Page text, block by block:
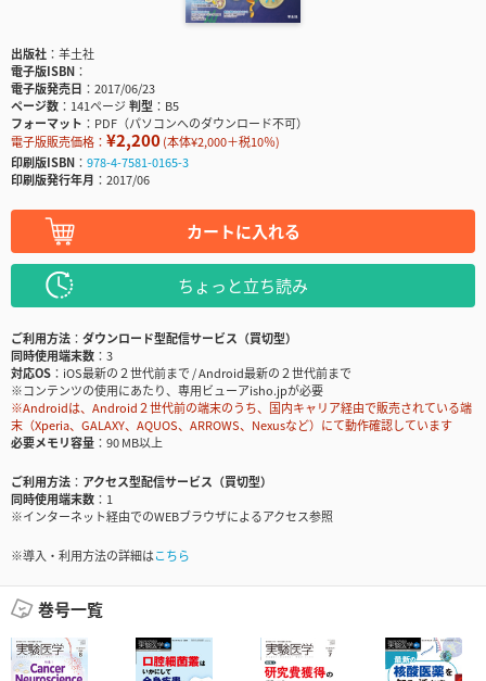
出版社
羊土社
電子版ISBN
電子版発売日
2017/06/23
ページ数
141ページ判型
B5
フォーマット
PDF（パソコンへのダウンロード不可）
電子版販売価格： ¥2,200(本体¥2,000＋税10％)
印刷版ISBN
978-4-7581-0165-3
印刷版発行年月
2017/06
カートに入れる
ちょっと立ち読み
ご利用方法
ダウンロード型配信サービス（買切型）
同時使用端末数
3
対応OS
iOS最新の２世代前まで / Android最新の２世代前まで
※コンテンツの使用にあたり、専用ビューアisho.jpが必要
※Androidは、Android２世代前の端末のうち、国内キャリア経由で販売されている端
末（Xperia、GALAXY、AQUOS、ARROWS、Nexusなど）にて動作確認しています
必要メモリ容量
90 MB以上
ご利用方法
アクセス型配信サービス（買切型）
同時使用端末数
1
※インターネット経由でのWEBブラウザによるアクセス参照
※導入・利用方法の詳細はこちら
巻号一覧